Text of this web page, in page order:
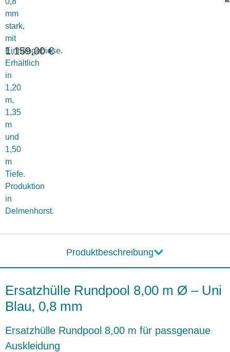
mm
stark,
mit
Einhängebiese.
Erhältlich
in
1,20
m,
1,35
m
und
1,50
m
Tiefe.
Produktion
in
Delmenhorst.
1.159,00€
Produktbeschreibung
Ersatzhülle Rundpool 8,00 m Ø – Uni
Blau, 0,8 mm
Ersatzhülle Rundpool 8,00 m für passgenaue
Auskleidung